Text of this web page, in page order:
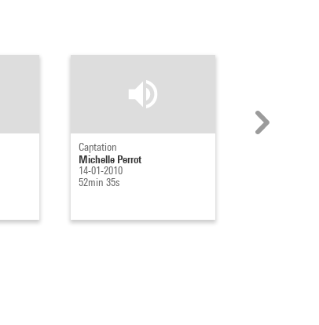
Captation
Michelle Perrot
14-01-2010
52min 35s